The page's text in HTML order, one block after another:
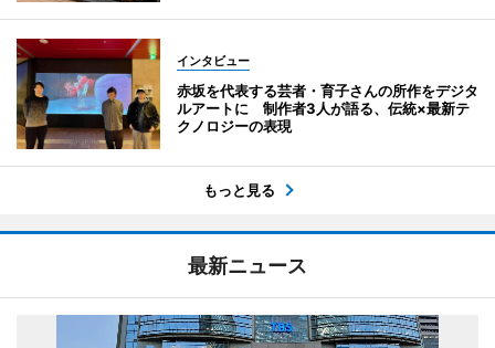
インタビュー
赤坂を代表する芸者・育子さんの所作をデジタ
ルアートに 制作者3人が語る、伝統×最新テ
クノロジーの表現
もっと見る
最新ニュース